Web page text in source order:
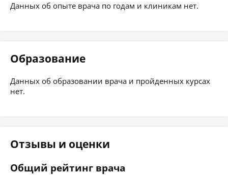
Данных об опыте врача по годам и клиникам нет.
Образование
Данных об образовании врача и пройденных курсах
нет.
Отзывы и оценки
Общий рейтинг врача